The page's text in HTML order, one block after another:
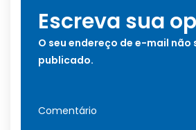
Escreva sua
O seu endereço de e-mail não
publicado.
Comentário